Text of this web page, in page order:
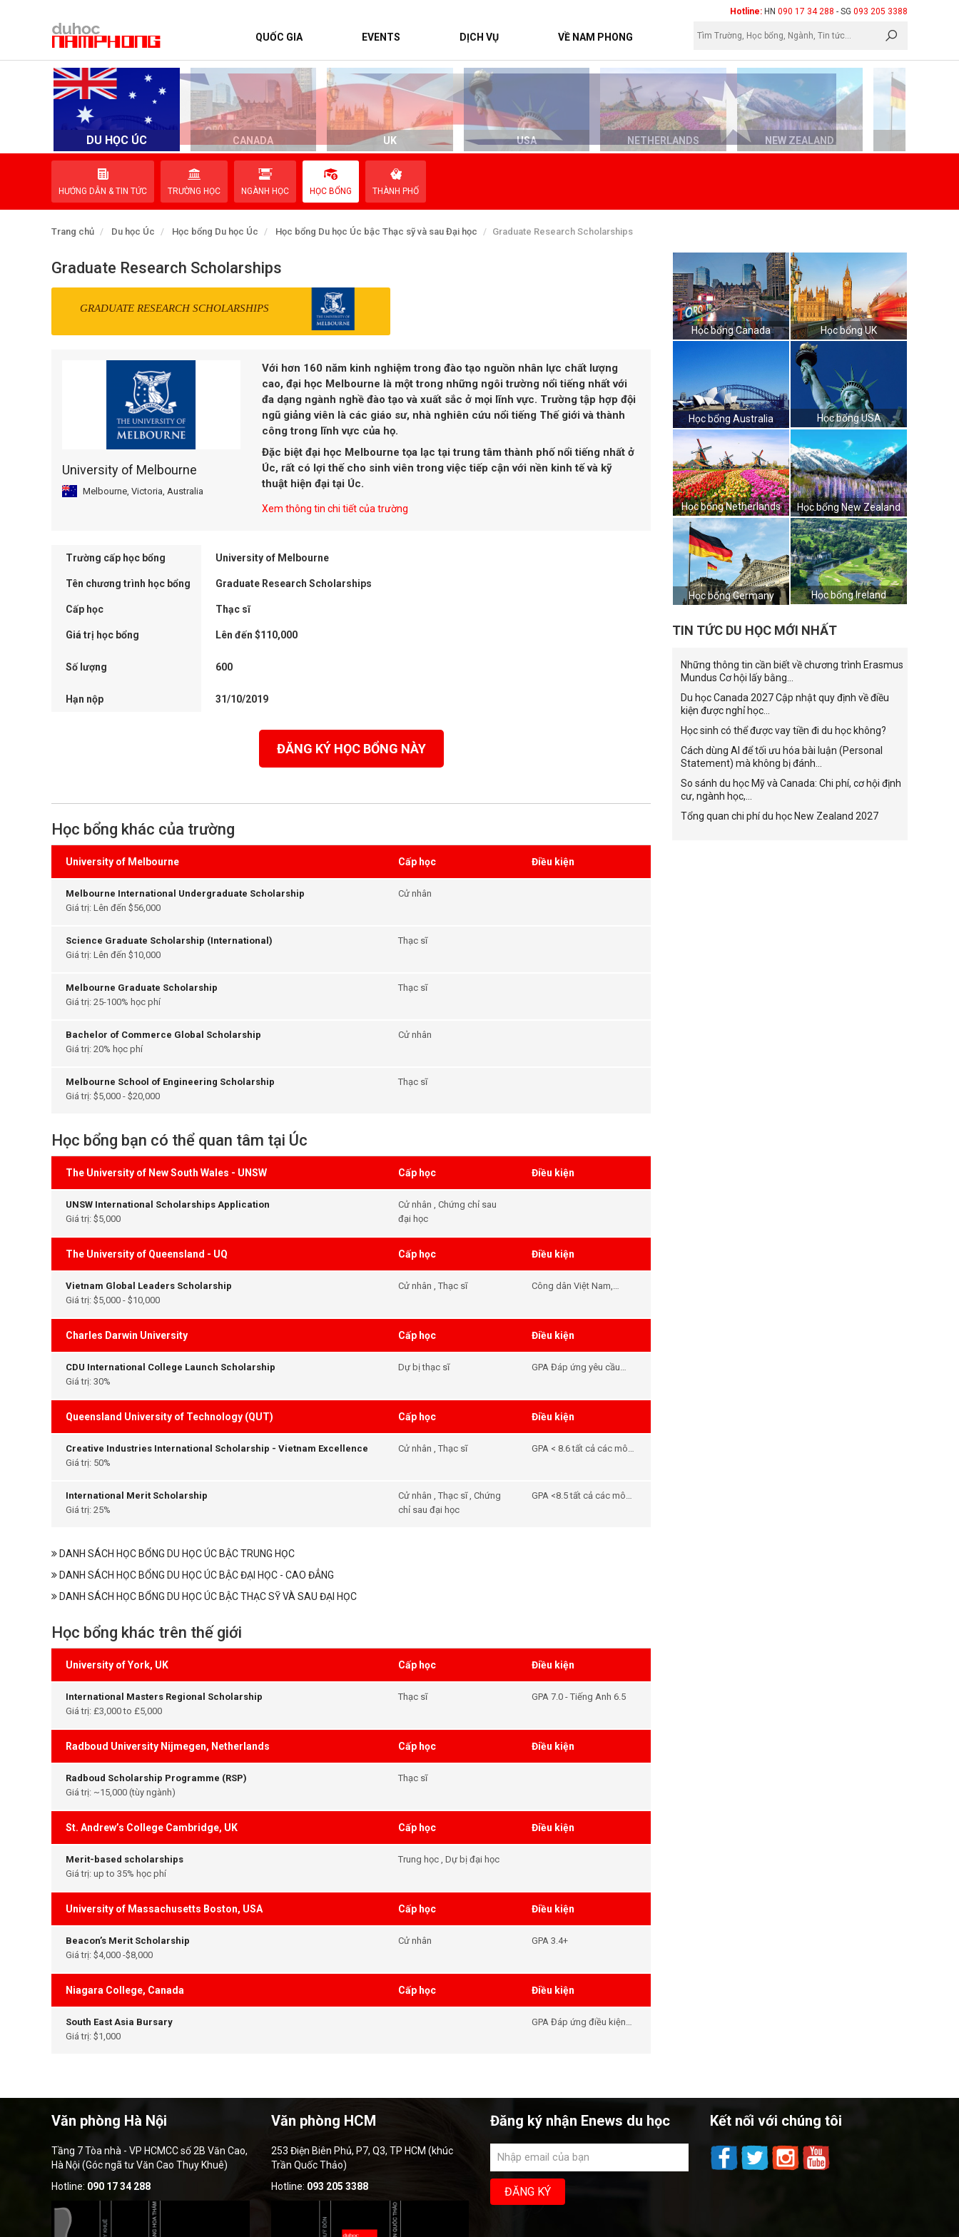
Hotline: HN 090 17 34 288 - SG 093 205 3388
QUỐC GIA EVENTS DỊCH VỤ VỀ NAM PHONG
DU HỌC ÚC CANADA UK USA NETHERLANDS NEW ZEALAND
HƯỚNG DẪN & TIN TỨC TRƯỜNG HỌC NGÀNH HỌC HỌC BỔNG THÀNH PHỐ
Trang chủ Du học Úc Học bổng Du học Úc Học bổng Du học Úc bậc Thạc sỹ và sau Đại học Graduate Research Scholarships
Graduate Research Scholarships
GRADUATE RESEARCH SCHOLARSHIPS
University of Melbourne
Melbourne, Victoria, Australia
Với hơn 160 năm kinh nghiệm trong đào tạo nguồn nhân lực chất lượng
cao, đại học Melbourne là một trong những ngôi trường nổi tiếng nhất với
đa dạng ngành nghề đào tạo và xuất sắc ở mọi lĩnh vực. Trường tập hợp đội
ngũ giảng viên là các giáo sư, nhà nghiên cứu nổi tiếng Thế giới và thành
công trong lĩnh vực của họ.
Đặc biệt đại học Melbourne tọa lạc tại trung tâm thành phố nổi tiếng nhất ở
Úc, rất có lợi thế cho sinh viên trong việc tiếp cận với nền kinh tế và kỹ
thuật hiện đại tại Úc.
Xem thông tin chi tiết của trường
Trường cấp học bổng University of Melbourne
Tên chương trình học bổng Graduate Research Scholarships
Cấp học Thạc sĩ
Giá trị học bổng Lên đến $110,000
Số lượng 600
Hạn nộp 31/10/2019
ĐĂNG KÝ HỌC BỔNG NÀY
Học bổng khác của trường
University of Melbourne Cấp học Điều kiện
Melbourne International Undergraduate Scholarship
Giá trị: Lên đến $56,000
Cử nhân
Science Graduate Scholarship (International)
Giá trị: Lên đến $10,000
Thạc sĩ
Melbourne Graduate Scholarship
Giá trị: 25-100% học phí
Thạc sĩ
Bachelor of Commerce Global Scholarship
Giá trị: 20% học phí
Cử nhân
Melbourne School of Engineering Scholarship
Giá trị: $5,000 - $20,000
Thạc sĩ
Học bổng bạn có thể quan tâm tại Úc
The University of New South Wales - UNSW Cấp học Điều kiện
UNSW International Scholarships Application
Giá trị: $5,000
Cử nhân , Chứng chỉ sau
đại học
The University of Queensland - UQ Cấp học Điều kiện
Vietnam Global Leaders Scholarship
Giá trị: $5,000 - $10,000
Cử nhân , Thạc sĩ
Công dân Việt Nam,
bất kỳ nghiên cứu nào tại
Úc. Những người học
điều kiện để nộp đơn.
Charles Darwin University Cấp học Điều kiện
CDU International College Launch Scholarship
Giá trị: 30%
Dự bị thạc sĩ
GPA Đáp ứng yêu cầu
cầu đầu vào của khóa
học
Queensland University of Technology (QUT) Cấp học Điều kiện
Creative Industries International Scholarship - Vietnam Excellence
Giá trị: 50%
Cử nhân , Thạc sĩ
GPA < 8.6 tất cả các môn
đầu vào của khóa học
International Merit Scholarship
Giá trị: 25%
Cử nhân , Thạc sĩ , Chứng
chỉ sau đại học
GPA <8.5 tất cả các môn
DANH SÁCH HỌC BỔNG DU HỌC ÚC BẬC TRUNG HỌC
DANH SÁCH HỌC BỔNG DU HỌC ÚC BẬC ĐẠI HỌC - CAO ĐẲNG
DANH SÁCH HỌC BỔNG DU HỌC ÚC BẬC THẠC SỸ VÀ SAU ĐẠI HỌC
Học bổng khác trên thế giới
University of York, UK Cấp học Điều kiện
International Masters Regional Scholarship
Giá trị: £3,000 to £5,000
Thạc sĩ GPA 7.0 - Tiếng Anh 6.5
Radboud University Nijmegen, Netherlands Cấp học Điều kiện
Radboud Scholarship Programme (RSP)
Giá trị: ~15,000 (tùy ngành)
Thạc sĩ
St. Andrew’s College Cambridge, UK Cấp học Điều kiện
Merit-based scholarships
Giá trị: up to 35% học phí
Trung học , Dự bị đại học
University of Massachusetts Boston, USA Cấp học Điều kiện
Beacon’s Merit Scholarship
Giá trị: $4,000 -$8,000
Cử nhân GPA 3.4+
Niagara College, Canada Cấp học Điều kiện
South East Asia Bursary
Giá trị: $1,000
GPA Đáp ứng điều kiện
Học bổng Canada Học bổng UK
Học bổng Australia Học bổng USA
Học bổng Netherlands Học bổng New Zealand
Học bổng Germany Học bổng Ireland
TIN TỨC DU HỌC MỚI NHẤT
Những thông tin cần biết về chương trình Erasmus
Mundus Cơ hội lấy bằng...
Du học Canada 2027 Cập nhật quy định về điều
kiện được nghỉ học...
Học sinh có thể được vay tiền đi du học không?
Cách dùng AI để tối ưu hóa bài luận (Personal
Statement) mà không bị đánh...
So sánh du học Mỹ và Canada: Chi phí, cơ hội định
cư, ngành học,...
Tổng quan chi phí du học New Zealand 2027
Văn phòng Hà Nội
Tầng 7 Tòa nhà - VP HCMCC số 2B Văn Cao,
Hà Nội (Góc ngã tư Văn Cao Thụy Khuê)
Hotline: 090 17 34 288
Văn phòng HCM
253 Điện Biên Phủ, P7, Q3, TP HCM (khúc
Trần Quốc Thảo)
Hotline: 093 205 3388
Đăng ký nhận Enews du học Kết nối với chúng tôi
TRANG CHỦ
QUỐC GIA
EVENTS
LIÊN HỆ